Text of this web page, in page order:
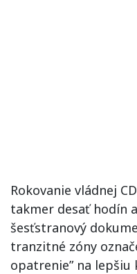
Rokovanie vládnej
takmer desať hodín
šesťstranový
tranzitné zóny
opatrenie” na lepšiu